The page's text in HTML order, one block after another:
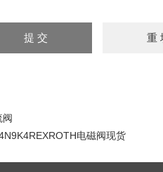
阀
电磁阀现货